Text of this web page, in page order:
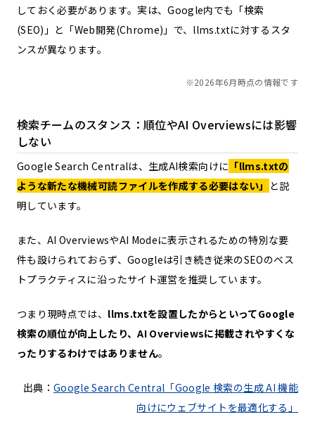
しておく必要があります。実は、Google内でも「検索
(SEO)」と「Web開発(Chrome)」で、llms.txtに対するスタ
ンスが異なります。
※2026年6月時点の情報です
検索チームのスタンス：順位やAI Overviewsには影響
しない
Google Search Centralは、生成AI検索向けに 「llms.txtの
ような新たな機械可読ファイルを作成する必要はない」 と説
明しています。
また、AI OverviewsやAI Modeに表示されるための特別な要
件も設けられておらず、Googleは引き続き従来のSEOのベス
トプラクティスに沿ったサイト運営を推奨しています。
つまり現時点では、 llms.txtを設置したからといってGoogle
検索の順位が向上したり、AI Overviewsに掲載されやすくな
ったりするわけではありません。
出典： Google Search Central「Google 検索の生成 AI 機能
向けにウェブサイトを最適化する」